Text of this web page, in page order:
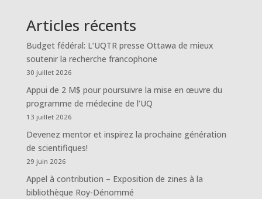
Articles récents
Budget fédéral: L’UQTR presse Ottawa de mieux
soutenir la recherche francophone
30 juillet 2026
Appui de 2 M$ pour poursuivre la mise en œuvre du
programme de médecine de l’UQ
13 juillet 2026
Devenez mentor et inspirez la prochaine génération
de scientifiques!
29 juin 2026
Appel à contribution – Exposition de zines à la
bibliothèque Roy-Dénommé